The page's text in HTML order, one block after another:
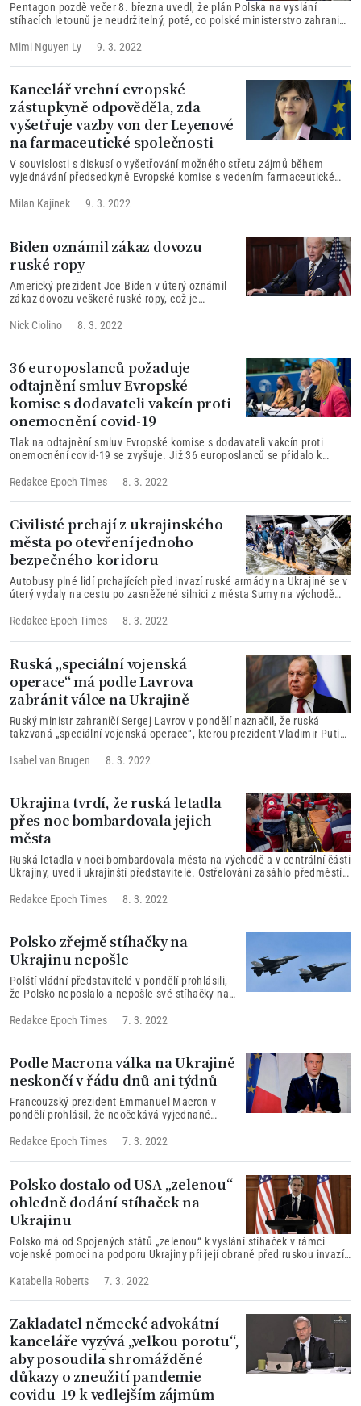
Pentagon pozdě večer 8. března uvedl, že plán Polska na vyslání
stíhacích letounů je neudržitelný, poté, co polské ministerstvo zahraničí
letectva Ramstein v Německu „a dá je k dispozici vládě Spojených států
Mimi Nguyen Ly 9. 3. 2022
Kancelář vrchní evropské
zástupkyně odpověděla, zda
vyšetřuje vazby von der Leyenové
na farmaceutické společnosti
V souvislosti s diskusí o vyšetřování možného střetu zájmů během
vyjednávání předsedkyně Evropské komise s vedením farmaceutické
evropské zástupkyně. Tisková mluvčí úřadu Lidija Globokarová
Milan Kajínek 9. 3. 2022
Biden oznámil zákaz dovozu
ruské ropy
Americký prezident Joe Biden v úterý oznámil
zákaz dovozu veškeré ruské ropy, což je
izolovat ruskou ekonomiku v reakci na invazi na
Nick Ciolino 8. 3. 2022
36 europoslanců požaduje
odtajnění smluv Evropské
komise s dodavateli vakcín proti
onemocnění covid-19
Tlak na odtajnění smluv Evropské komise s dodavateli vakcín proti
onemocnění covid-19 se zvyšuje. Již 36 europoslanců se přidalo k
Christine Andersonová. „Dokonce ani europoslanci nemají možnost
Redakce Epoch Times 8. 3. 2022
Civilisté prchají z ukrajinského
města po otevření jednoho
bezpečného koridoru
Autobusy plné lidí prchajících před invazí ruské armády na Ukrajině se v
úterý vydaly na cestu po zasněžené silnici z města Sumy na východě
koridory...
Redakce Epoch Times 8. 3. 2022
Ruská „speciální vojenská
operace“ má podle Lavrova
zabránit válce na Ukrajině
Ruský ministr zahraničí Sergej Lavrov v pondělí naznačil, že ruská
takzvaná „speciální vojenská operace“, kterou prezident Vladimir Putin
Isabel van Brugen
8. 3. 2022
Ukrajina tvrdí, že ruská letadla
přes noc bombardovala jejich
města
Ruská letadla v noci bombardovala města na východě a v centrální části
Ukrajiny, uvedli ukrajinští představitelé. Ostřelování zasáhlo předměstí
Redakce Epoch Times
8. 3. 2022
Polsko zřejmě stíhačky na
Ukrajinu nepošle
Polští vládní představitelé v pondělí prohlásili,
že Polsko neposlalo a nepošle své stíhačky na
Rusku....
Redakce Epoch Times 7. 3. 2022
Podle Macrona válka na Ukrajině
neskončí v řádu dnů ani týdnů
Francouzský prezident Emmanuel Macron v
pondělí prohlásil, že neočekává vyjednané
že ruskému vůdci řekl, že před jakýmkoli
prezident Vladimir Putin to odmítl...
Redakce Epoch Times 7. 3. 2022
Polsko dostalo od USA „zelenou“
ohledně dodání stíhaček na
Ukrajinu
Polsko má od Spojených států „zelenou“ k vyslání stíhaček v rámci
vojenské pomoci na podporu Ukrajiny při její obraně před ruskou invazí.
Katabella Roberts
7. 3. 2022
Zakladatel německé advokátní
kanceláře vyzývá „velkou porotu“,
aby posoudila shromážděné
důkazy o zneužití pandemie
covidu-19 k vedlejším zájmům